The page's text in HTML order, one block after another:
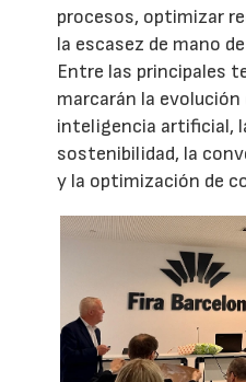
procesos, optimizar
la escasez de mano
Entre las principales
marcarán la
inteligencia artificial,
sostenibilidad, la
y la optimización de